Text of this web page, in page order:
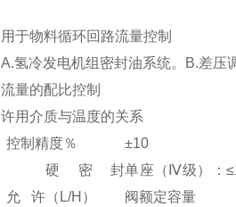
用于物料循环回路流量控制
A.氢冷发电机组密封油系统。
流量的配比控制
许用介质与温度的关系
控制精度％
±10
允许
硬密封
（L/H）
单座（Ⅳ级）：
阀额定容量